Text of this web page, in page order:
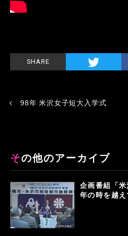
SHARE
98年 米沢女子短大入学式
その他のアーカイブ
企画番組「
年の時を越